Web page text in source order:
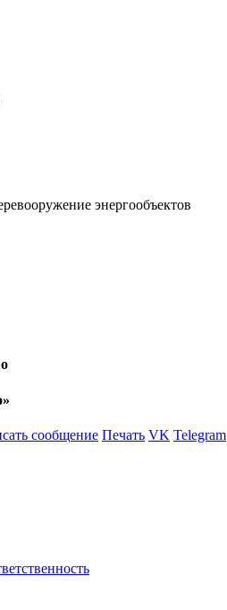
энергообъектов
сообщение Печать VK Telegram